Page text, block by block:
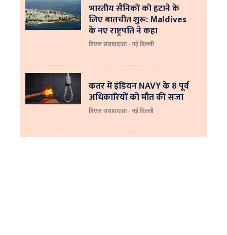
भारतीय सैनिकों को हटाने के
लिए बातचीत शुरू: Maldives
के नए राष्ट्रपति ने कहा
बिएल संवाददाता - नई दिल्‍ली
कतर में इंडियन NAVY के 8 पूर्व
अधिकारियों को मौत की सजा
बिएल संवाददाता - नई दिल्ली